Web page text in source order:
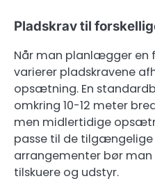
Pladskrav til
Når man planlægger en
varierer pladskravene
opsætning. En
omkring 10-12 meter
men midlertidige
passe til de tilgængelige
arrangementer bør man
tilskuere og udstyr.